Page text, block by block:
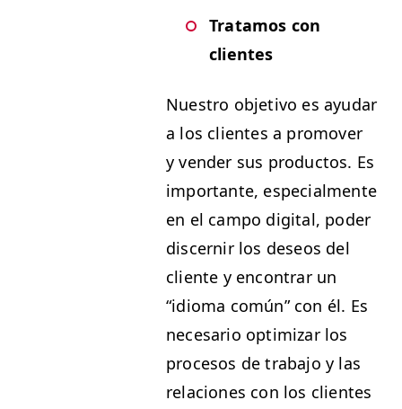
Trata­mos con
clientes
Nue­stro obje­ti­vo es ayu­dar
a los clientes a pro­mover
y vender sus pro­duc­tos. Es
impor­tante, espe­cial­mente
en el cam­po dig­i­tal, poder
dis­cernir los deseos del
cliente y encon­trar un
“idioma común” con él. Es
nece­sario opti­mizar los
pro­ce­sos de tra­ba­jo y las
rela­ciones con los clientes